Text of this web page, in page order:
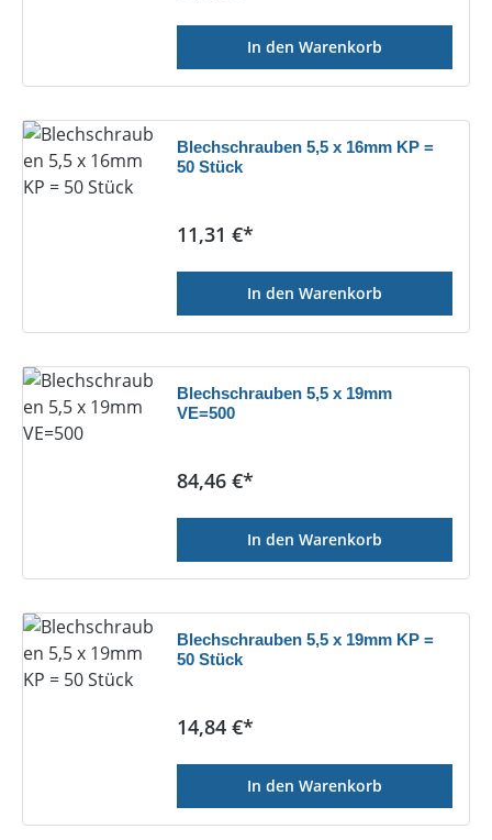
In den Warenkorb
Blechschrauben 5,5 x 16mm KP =
50 Stück
Regulärer Preis:
11,31 €*
In den Warenkorb
Blechschrauben 5,5 x 19mm
VE=500
Regulärer Preis:
84,46 €*
In den Warenkorb
Blechschrauben 5,5 x 19mm KP =
50 Stück
Regulärer Preis:
14,84 €*
In den Warenkorb